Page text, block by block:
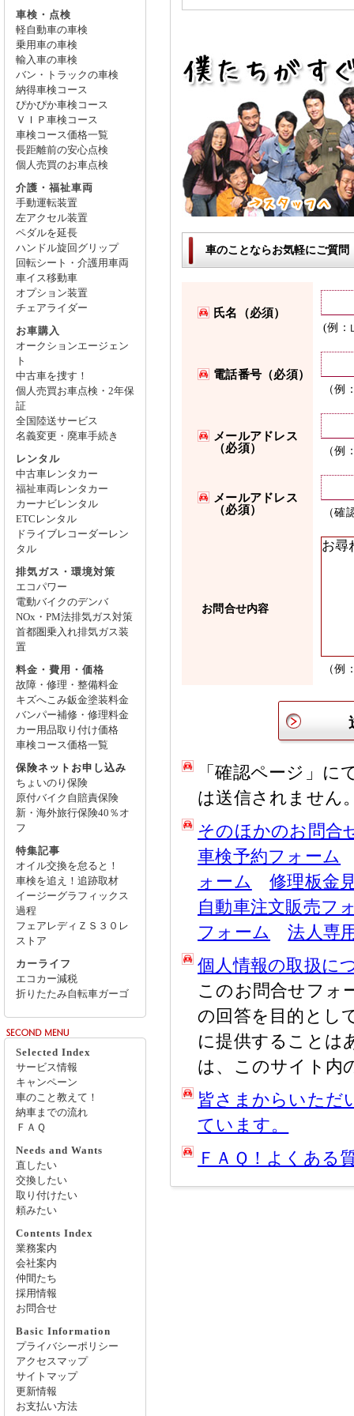
車のことならお気軽にご質問
氏名（必須）
(例：
電話番号（必須）
（例
メールアドレス
（必須）
（例
メールアドレス
（必須）
（確
お問合せ内容
（例
「確認ページ」
は送信されません
そのほかのお問合
車検予約フォーム
ォーム
修理板金
自動車注文販売フ
フォーム
法人専
個人情報の取扱に
このお問合せフォ
の回答を目的とし
に提供することは
は、このサイト内
皆さまからいただ
ています。
ＦＡＱ！よくある
車検・点検
軽自動車の車検
乗用車の車検
輸入車の車検
バン・トラックの車検
納得車検コース
ぴかぴか車検コース
ＶＩＰ車検コース
車検コース価格一覧
長距離前の安心点検
個人売買のお車点検
介護・福祉車両
手動運転装置
左アクセル装置
ペダルを延長
ハンドル旋回グリップ
回転シート・介護用車両
車イス移動車
オプション装置
チェアライダー
お車購入
オークションエージェン
ト
中古車を捜す！
個人売買お車点検・2年保
証
全国陸送サービス
名義変更・廃車手続き
レンタル
中古車レンタカー
福祉車両レンタカー
カーナビレンタル
ETCレンタル
ドライブレコーダーレン
タル
排気ガス・環境対策
エコパワー
電動バイクのデンバ
NOx・PM法排気ガス対策
首都圏乗入れ排気ガス装
置
料金・費用・価格
故障・修理・整備料金
キズへこみ鈑金塗装料金
バンパー補修・修理料金
カー用品取り付け価格
車検コース価格一覧
保険ネットお申し込み
ちょいのり保険
原付バイク自賠責保険
新・海外旅行保険40％オ
フ
特集記事
オイル交換を怠ると！
車検を追え！追跡取材
イージーグラフィックス
過程
フェアレディＺＳ３０レ
ストア
カーライフ
エコカー減税
折りたたみ自転車ガーゴ
Selected Index
サービス情報
キャンペーン
車のこと教えて！
納車までの流れ
ＦＡＱ
Needs and Wants
直したい
交換したい
取り付けたい
頼みたい
Contents Index
業務案内
会社案内
仲間たち
採用情報
お問合せ
Basic Information
プライバシーポリシー
アクセスマップ
サイトマップ
更新情報
お支払い方法